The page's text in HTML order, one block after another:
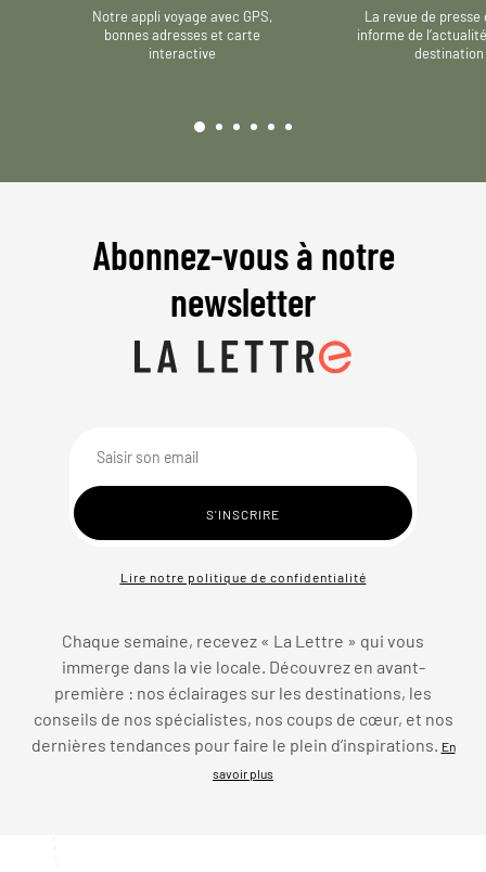
Notre appli voyage avec GPS,
bonnes adresses et carte
interactive
La revue de presse
informe de
destination
Abonnez-vous à notre
newsletter
Lire notre politique de confidentialité
Chaque semaine, recevez « La Lettre » qui vous
immerge dans la vie locale. Découvrez en avant-
première : nos éclairages sur les destinations, les
conseils de nos spécialistes, nos coups de cœur, et nos
dernières tendances pour faire le plein d’inspirations.
En
savoir plus